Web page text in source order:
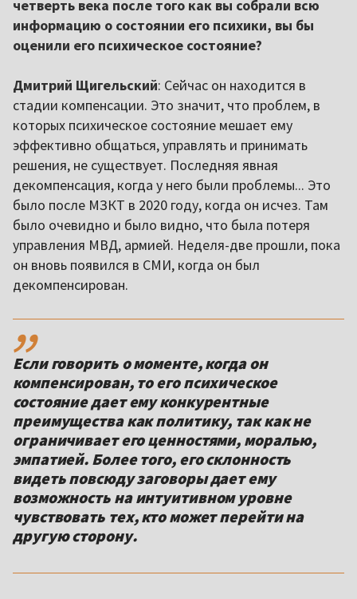
четверть века после того как вы собрали всю
информацию о состоянии его психики, вы бы
оценили его психическое состояние?
Дмитрий Щигельский: Сейчас он находится в
стадии компенсации. Это значит, что проблем, в
которых психическое состояние мешает ему
эффективно общаться, управлять и принимать
решения, не существует. Последняя явная
декомпенсация, когда у него были проблемы... Это
было после МЗКТ в 2020 году, когда он исчез. Там
было очевидно и было видно, что была потеря
управления МВД, армией. Неделя-две прошли, пока
он вновь появился в СМИ, когда он был
декомпенсирован.
,,
Если говорить о моменте, когда он
компенсирован, то его психическое
состояние дает ему конкурентные
преимущества как политику, так как не
ограничивает его ценностями, моралью,
эмпатией. Более того, его склонность
видеть повсюду заговоры дает ему
возможность на интуитивном уровне
чувствовать тех, кто может перейти на
другую сторону.